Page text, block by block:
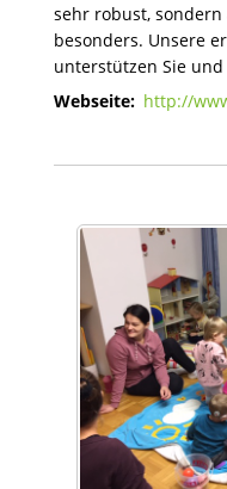
sehr robust,
besonders. Unsere
unterstützen Sie
Webseite: http://